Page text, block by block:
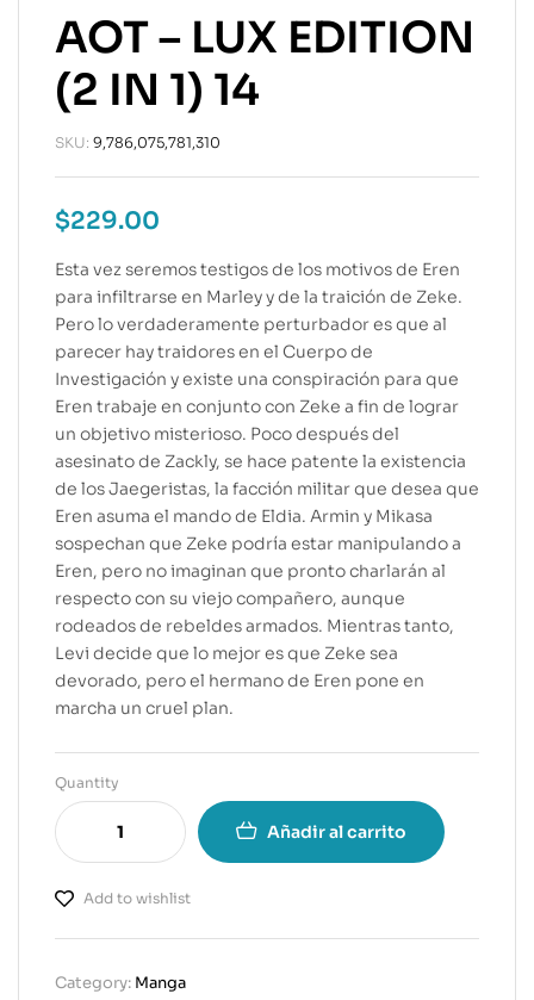
AOT – LUX EDITION
(2 IN 1) 14
SKU: 9,786,075,781,310
$229.00
Esta vez seremos testigos de los motivos de Eren
para infiltrarse en Marley y de la traición de Zeke.
Pero lo verdaderamente perturbador es que al
parecer hay traidores en el Cuerpo de
Investigación y existe una conspiración para que
Eren trabaje en conjunto con Zeke a fin de lograr
un objetivo misterioso. Poco después del
asesinato de Zackly, se hace patente la existencia
de los Jaegeristas, la facción militar que desea que
Eren asuma el mando de Eldia. Armin y Mikasa
sospechan que Zeke podría estar manipulando a
Eren, pero no imaginan que pronto charlarán al
respecto con su viejo compañero, aunque
rodeados de rebeldes armados. Mientras tanto,
Levi decide que lo mejor es que Zeke sea
devorado, pero el hermano de Eren pone en
marcha un cruel plan.
Quantity
Añadir al carrito
Add to wishlist
Category: Manga